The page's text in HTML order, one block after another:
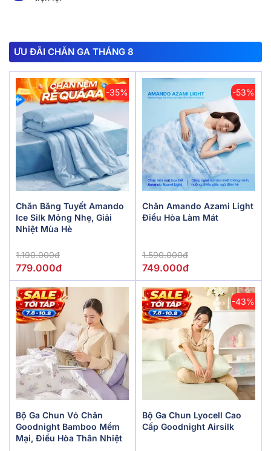
ƯU ĐÃI CHĂN GA THÁNG 8
-35%
Chăn Băng Tuyết Amando
Ice Silk Mỏng Nhẹ, Giải
Nhiệt Mùa Hè
1.190.000đ
779.000đ
-53%
Chăn Amando Azami Light
Điều Hòa Làm Mát
1.590.000đ
749.000đ
Bộ Ga Chun Vỏ Chăn
Goodnight Bamboo Mềm
Mại, Điều Hòa Thân Nhiệt
-43%
Bộ Ga Chun Lyocell Cao
Cấp Goodnight Airsilk